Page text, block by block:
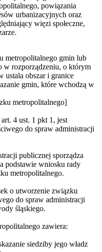
powiązania
urbanizacyjnych oraz
więzi społeczne,
metropolitalnego gmin lub
w rozporządzeniu, o którym
ustala obszar i granice
gmin, które wchodzą w
metropolitalnego]
4 ust. 1 pkt 1, jest
do spraw administracji
publicznej sporządza
podstawie wniosku rady
metropolitalnego.
o utworzenie związku
do spraw administracji
śląskiego.
zawiera:
siedziby jego władz